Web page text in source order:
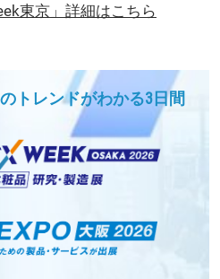
東京」詳細はこちら
トレンドがわかる3日間